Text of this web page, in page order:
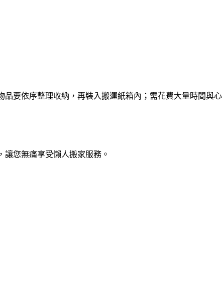
品要依序整理收納，再裝入搬運紙箱內；需花費大量時間與心
您無痛享受懶人搬家服務。